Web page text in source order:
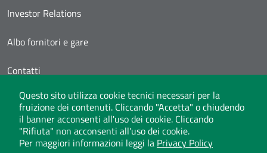
Questo sito utilizza cookie tecnici necessari per la
fruizione dei contenuti. Cliccando "Accetta" o chiudendo
il banner acconsenti all'uso dei cookie. Cliccando
"Rifiuta" non acconsenti all'uso dei cookie.
Per maggiori informazioni leggi la Privacy Policy
Investor Relations
Albo fornitori e gare
Contatti
Area Personale